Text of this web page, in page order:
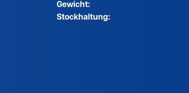
Gewicht:
Stockhaltung: